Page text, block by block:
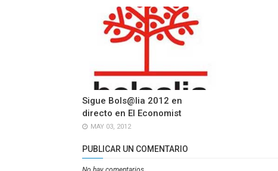
Sigue Bols@lia 2012 en
directo en El Economist
MAY 03, 2012
PUBLICAR UN COMENTARIO